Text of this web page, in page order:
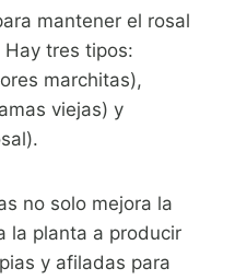
mantener el rosal
tres tipos:
marchitas),
viejas) y
no solo mejora la
la planta a producir
y afiladas para